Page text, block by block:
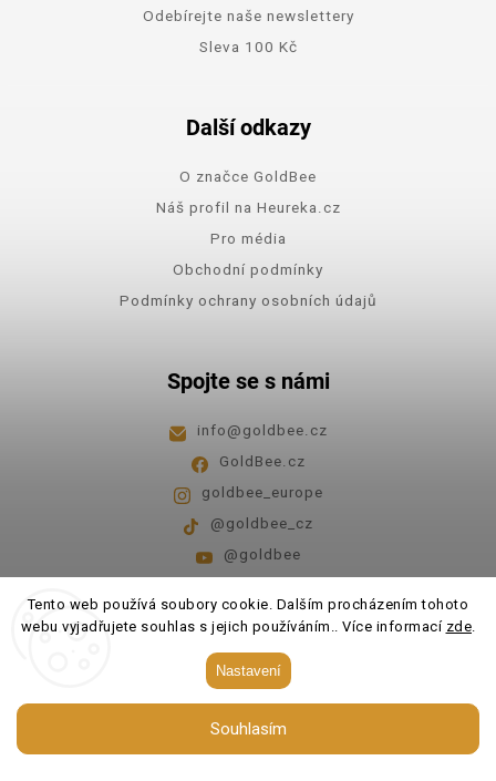
Tento web používá soubory cookie. Dalším procházením tohoto
webu vyjadřujete souhlas s jejich používáním.. Více informací zde.
Nastavení
Souhlasím
Odebírejte naše newslettery
Sleva 100 Kč
Další odkazy
O značce GoldBee
Náš profil na Heureka.cz
Pro média
Obchodní podmínky
Podmínky ochrany osobních údajů
Spojte se s námi
info@goldbee.cz
GoldBee.cz
goldbee_europe
@goldbee_cz
@goldbee
Pondělí - pátek 8:00-14:00
GoldBee. Všechna práva vyhrazena.
Upravit nastavení cookies
Shoptet| DesignShoptak.cz.